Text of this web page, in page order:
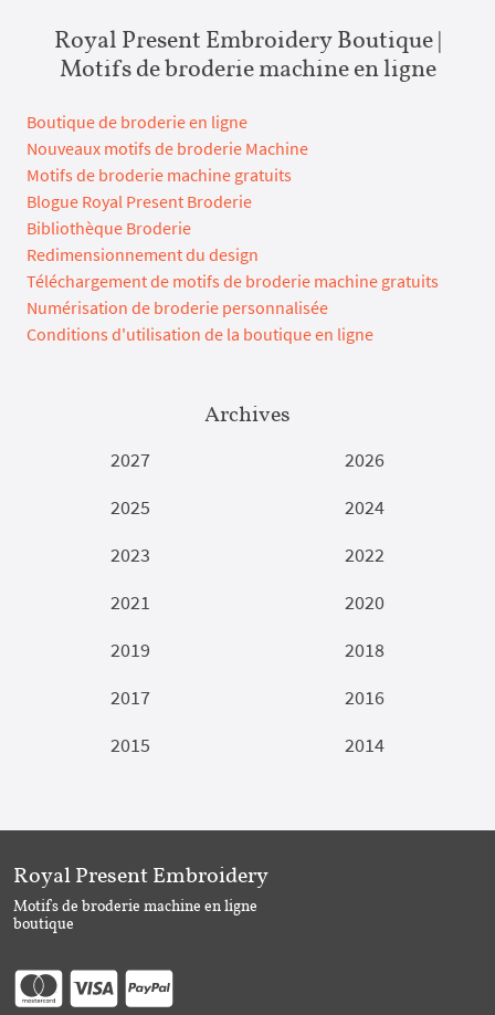
Royal Present Embroidery Boutique |
Motifs de broderie machine en ligne
Boutique de broderie en ligne
Nouveaux motifs de broderie Machine
Motifs de broderie machine gratuits
Blogue Royal Present Broderie
Bibliothèque Broderie
Redimensionnement du design
Téléchargement de motifs de broderie machine gratuits
Numérisation de broderie personnalisée
Conditions d'utilisation de la boutique en ligne
Archives
2027
2026
2025
2024
2023
2022
2021
2020
2019
2018
2017
2016
2015
2014
Royal Present Embroidery
Motifs de broderie machine en ligne
boutique